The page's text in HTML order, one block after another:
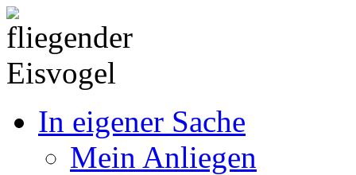
In eigener Sache
Mein Anliegen